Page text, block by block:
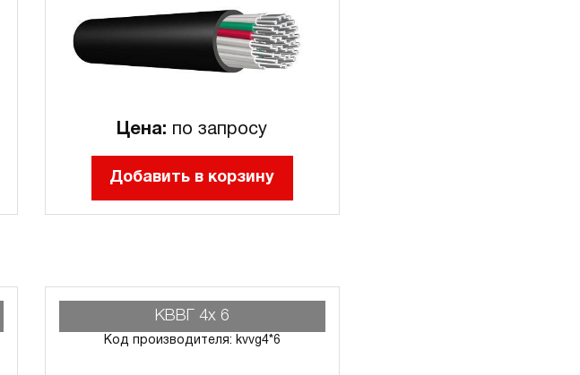
Цена: по запросу
Добавить в корзину
КВВГ 4х 6
Код производителя: kvvg4*6